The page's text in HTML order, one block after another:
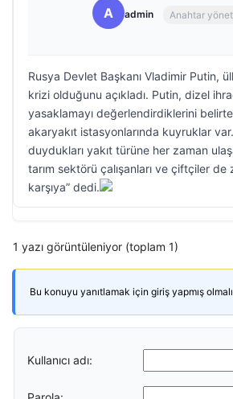
A admin Anahtar
Rusya Devlet Başkanı Vladimir Putin,
krizi olduğunu açıkladı. Putin, dizel
yasaklamayı değerlendirdiklerini
akaryakıt istasyonlarında kuyruklar
duydukları yakıt türüne her zaman
tarım sektörü çalışanları ve çiftçiler de
karşıya” dedi.
1 yazı görüntüleniyor (toplam 1)
Bu konuyu yanıtlamak için giriş yapmış
Kullanıcı adı: